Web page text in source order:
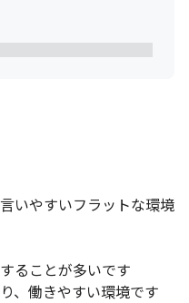
いやすいフラットな環境
ることが多いです
、働きやすい環境です